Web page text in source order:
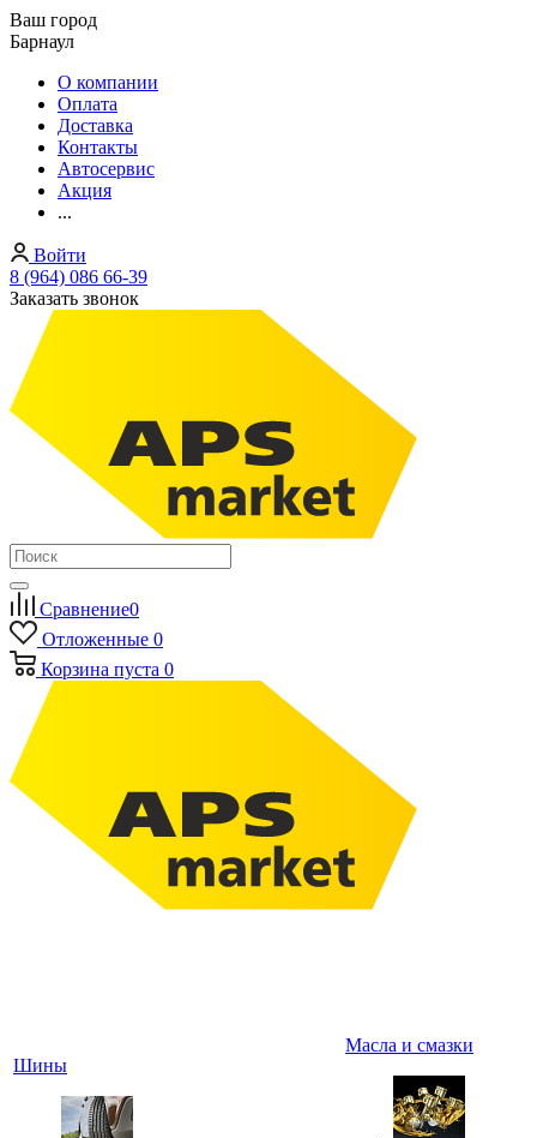
Ваш город
Барнаул
О компании
Оплата
Доставка
Контакты
Автосервис
Акция
...
Войти
8 (964) 086 66-39
Заказать звонок
Сравнение0
Отложенные 0
Корзина пуста 0
Шины
Масла и смазки